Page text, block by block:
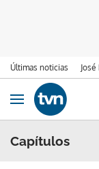
Últimas noticias
Ir al contenido
Obrir navegació
Capítulos